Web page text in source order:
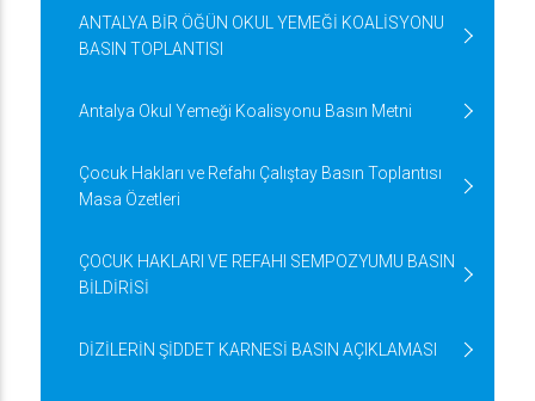
ANTALYA BİR ÖĞÜN OKUL YEMEĞİ KOALİSYONU
BASIN TOPLANTISI
Antalya Okul Yemeği Koalisyonu Basın Metni
Çocuk Hakları ve Refahı Çalıştay Basın Toplantısı
Masa Özetleri
ÇOCUK HAKLARI VE REFAHI SEMPOZYUMU BASIN
BİLDİRİSİ
DİZİLERİN ŞİDDET KARNESİ BASIN AÇIKLAMASI